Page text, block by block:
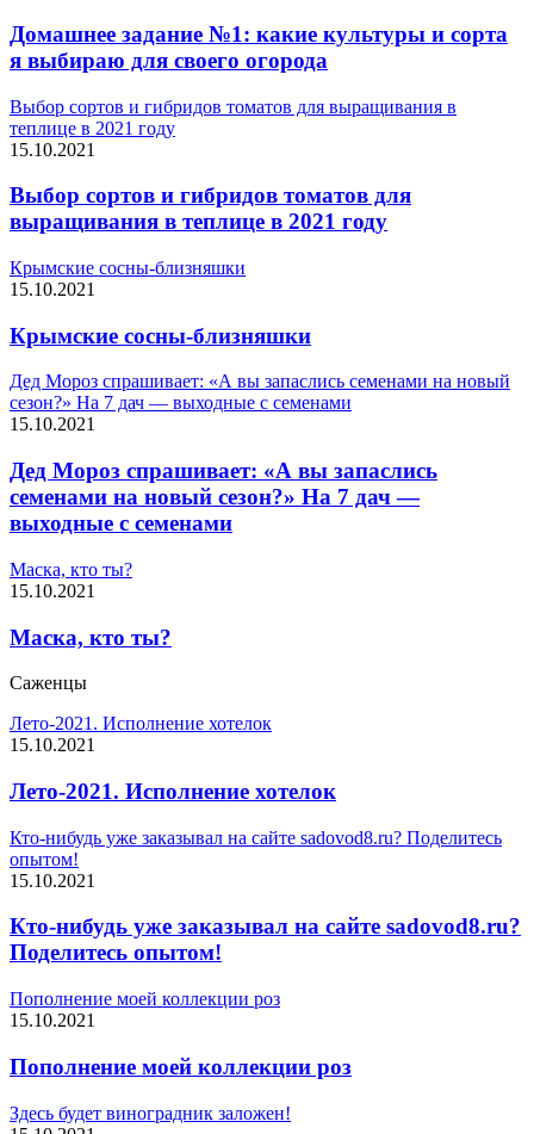
Домашнее задание №1: какие культуры и сорта
я выбираю для своего огорода
Выбор сортов и гибридов томатов для выращивания в
теплице в 2021 году
15.10.2021
Выбор сортов и гибридов томатов для
выращивания в теплице в 2021 году
Крымские сосны-близняшки
15.10.2021
Крымские сосны-близняшки
Дед Мороз спрашивает: «А вы запаслись семенами на новый
сезон?» На 7 дач — выходные с семенами
15.10.2021
Дед Мороз спрашивает: «А вы запаслись
семенами на новый сезон?» На 7 дач —
выходные с семенами
Маска, кто ты?
15.10.2021
Маска, кто ты?
Саженцы
Лето-2021. Исполнение хотелок
15.10.2021
Лето-2021. Исполнение хотелок
Кто-нибудь уже заказывал на сайте sadovod8.ru? Поделитесь
опытом!
15.10.2021
Кто-нибудь уже заказывал на сайте sadovod8.ru?
Поделитесь опытом!
Пополнение моей коллекции роз
15.10.2021
Пополнение моей коллекции роз
Здесь будет виноградник заложен!